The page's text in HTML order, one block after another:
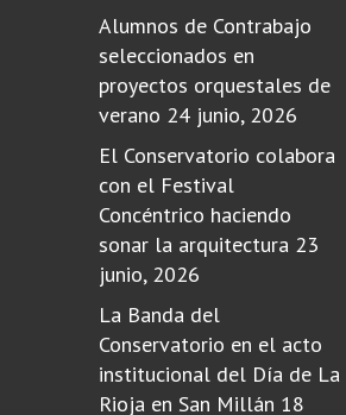
Alumnos de Contrabajo
seleccionados en
proyectos orquestales de
verano 24 junio, 2026
El Conservatorio colabora
con el Festival
Concéntrico haciendo
sonar la arquitectura 23
junio, 2026
La Banda del
Conservatorio en el acto
institucional del Día de La
Rioja en San Millán 18